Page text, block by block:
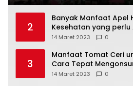
2
Banyak Manfaat Apel
Kesehatan yang
14 Maret 2023 0
3
Manfaat Tomat Ceri
Cara Tepat
14 Maret 2023 0